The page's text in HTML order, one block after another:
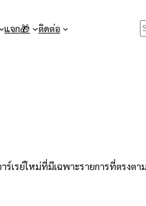
แจก🎁 ติดต่อ
เรย์ใหม่ที่มีเฉพาะรายการที่ตรงต